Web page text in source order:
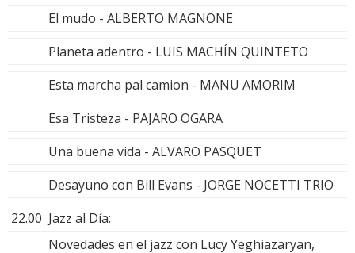
El mudo - ALBERTO MAGNONE
Planeta adentro - LUIS MACHÍN QUINTETO
Esta marcha pal camion - MANU AMORIM
Esa Tristeza - PAJARO OGARA
Una buena vida - ALVARO PASQUET
Desayuno con Bill Evans - JORGE NOCETTI TRIO
22.00 Jazz al Día:
Novedades en el jazz con Lucy Yeghiazaryan,